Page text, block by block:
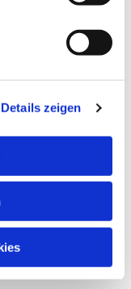
Details zeigen